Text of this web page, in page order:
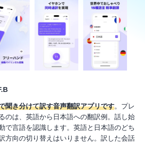
聞き分けて訳す音声翻訳アプリです。プレ
のは、英語から日本語への翻訳例。話し始
で言語を認識します。英語と日本語のどち
方向の切り替えはいりません。訳した会話